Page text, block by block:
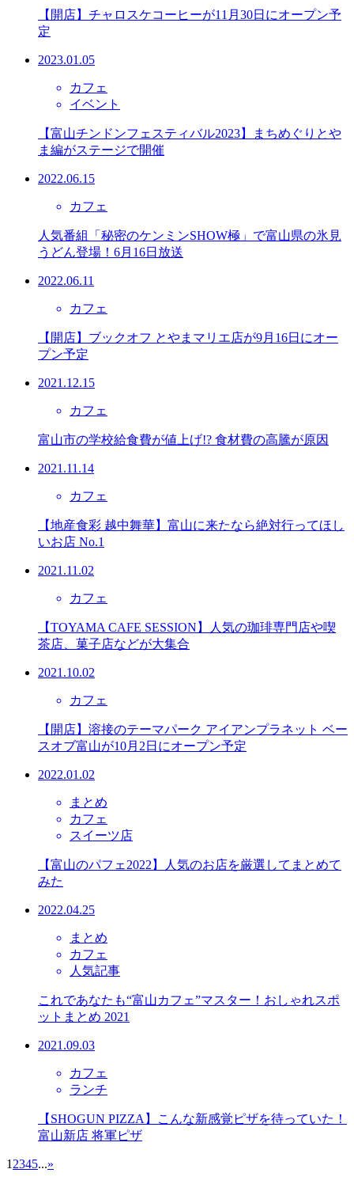
【開店】チャロスケコーヒーが11月30日にオープン予
定
2023.01.05
カフェ
イベント
【富山チンドンフェスティバル2023】まちめぐりとや
ま編がステージで開催
2022.06.15
カフェ
人気番組「秘密のケンミンSHOW極」で富山県の氷見
うどん登場！6月16日放送
2022.06.11
カフェ
【開店】ブックオフ とやまマリエ店が9月16日にオー
プン予定
2021.12.15
カフェ
富山市の学校給食費が値上げ!? 食材費の高騰が原因
2021.11.14
カフェ
【地産食彩 越中舞華】富山に来たなら絶対行ってほし
いお店 No.1
2021.11.02
カフェ
【TOYAMA CAFE SESSION】人気の珈琲専門店や喫
茶店、菓子店などが大集合
2021.10.02
カフェ
【開店】溶接のテーマパーク アイアンプラネット ベー
スオブ富山が10月2日にオープン予定
2022.01.02
まとめ
カフェ
スイーツ店
【富山のパフェ2022】人気のお店を厳選してまとめて
みた
2022.04.25
まとめ
カフェ
人気記事
これであなたも“富山カフェ”マスター！おしゃれスポ
ットまとめ 2021
2021.09.03
カフェ
ランチ
【SHOGUN PIZZA】こんな新感覚ピザを待っていた！
富山新店 将軍ピザ
1 2345...»